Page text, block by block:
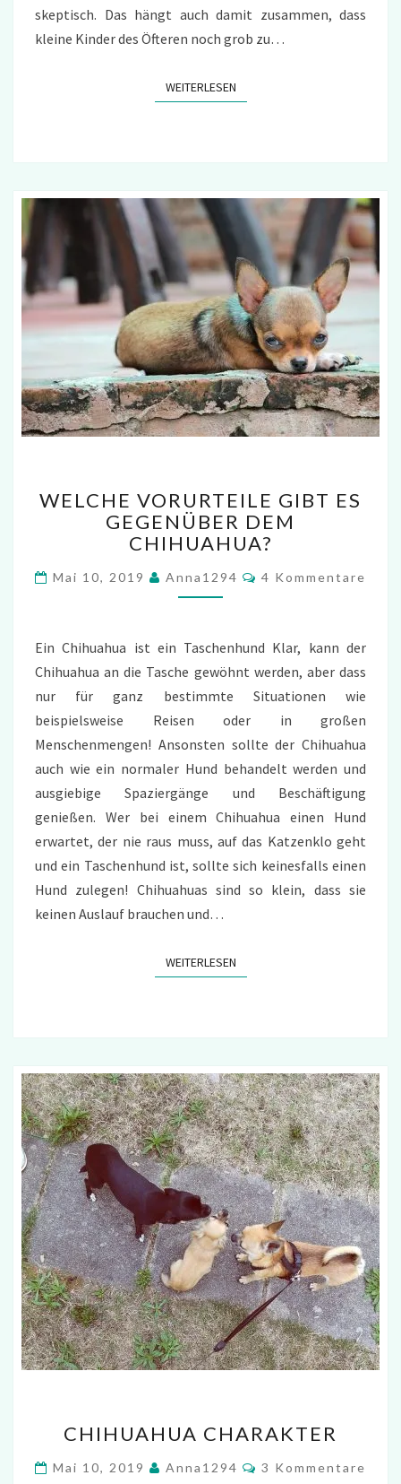
skeptisch. Das hängt auch damit zusammen, dass
kleine Kinder des Öfteren noch grob zu…
WEITERLESENWEITERLESEN
VORURTEILE
GIBT
ES
DEM
CHIHUAHUA?
WELCHE VORURTEILE GIBT ES
GEGENÜBER DEM
CHIHUAHUA?
Mai 10, 2019 Anna1294 Kommentare
4 Kommentare
Ein Chihuahua ist ein Taschenhund Klar, kann der
Chihuahua an die Tasche gewöhnt werden, aber dass
nur für ganz bestimmte Situationen wie
beispielsweise Reisen oder in großen
Menschenmengen! Ansonsten sollte der Chihuahua
auch wie ein normaler Hund behandelt werden und
ausgiebige Spaziergänge und Beschäftigung
genießen. Wer bei einem Chihuahua einen Hund
erwartet, der nie raus muss, auf das Katzenklo geht
und ein Taschenhund ist, sollte sich keinesfalls einen
Hund zulegen! Chihuahuas sind so klein, dass sie
keinen Auslauf brauchen und…
WEITERLESENWEITERLESEN
CHARAKTER
CHIHUAHUA CHARAKTER
Mai 10, 2019 Anna1294 Kommentare
3 Kommentare